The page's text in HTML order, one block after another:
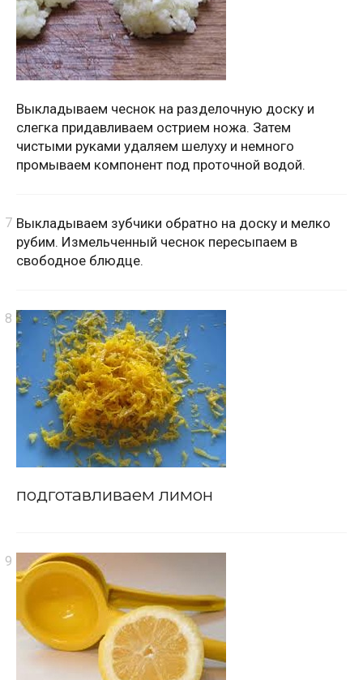
Выкладываем чеснок на разделочную доску и
слегка придавливаем острием ножа. Затем
чистыми руками удаляем шелуху и немного
промываем компонент под проточной водой.
Выкладываем зубчики обратно на доску и мелко
рубим. Измельченный чеснок пересыпаем в
свободное блюдце.
подготавливаем лимон